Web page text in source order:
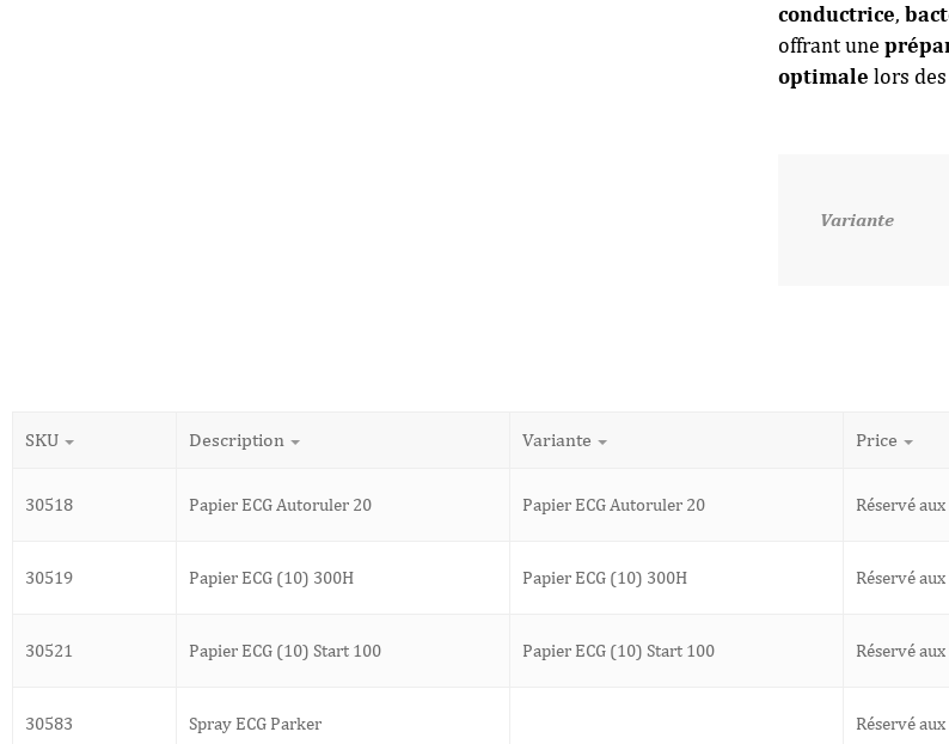
conductrice,
offrant une
optimale lors
Variante
SKU Description Variante Price
30518 Papier ECG Autoruler 20 Papier ECG Autoruler 20 Réservé
30519 Papier ECG (10) 300H Papier ECG (10) 300H Réservé
30521 Papier ECG (10) Start 100 Papier ECG (10) Start 100 Réservé
30583 Spray ECG Parker Réservé